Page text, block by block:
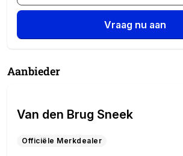
Vraag nu aan
Aanbieder
Van den Brug Sneek
Officiële Merkdealer